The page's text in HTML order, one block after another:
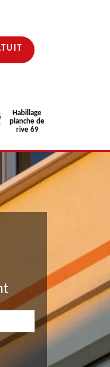
Habillage
planche de
rive 69